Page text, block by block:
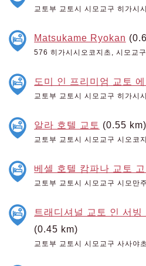
교토부 교토시 시모교구 히가시
Matsukame Ryokan
576 히가시시오코지초, 시모교
도미 인 프리미엄 교토
교토부 교토시 시모교구 히가시
알라 호텔 교토 (0.55 km)
교토부 교토시 시모교구 시오코
베셀 호텔 캄파나 교토
교토부 교토시 시모교구 시모만
트래디셔널 교토 인 서
(0.45 km)
교토부 교토시 시모교구 사사야